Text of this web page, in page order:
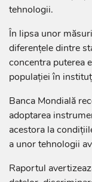
tehnologii.
În lipsa unor
diferențele dintre
concentra puterea
populației în
Banca Mondială
adoptarea
acestora la
a unor tehnologii
Raportul